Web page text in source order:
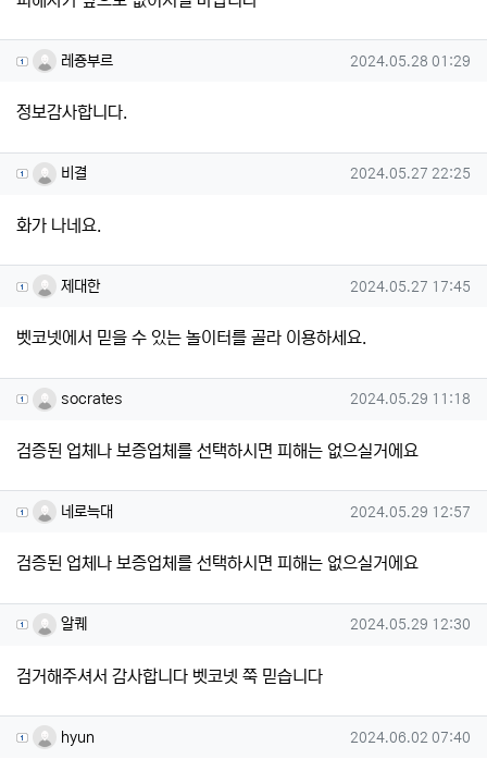
레죵부르님의 댓글
레죵부르 작성일
2024.05.28 01:29
정보감사합니다.
비결님의 댓글
비결 작성일
2024.05.27 22:25
화가 나네요.
제대한님의 댓글
제대한 작성일
2024.05.27 17:45
벳코넷에서 믿을 수 있는 놀이터를 골라 이용하세요.
socrates님의 댓글
socrates 작성일
2024.05.29 11:18
검증된 업체나 보증업체를 선택하시면 피해는 없으실거에요
네로늑대님의 댓글
네로늑대 작성일
2024.05.29 12:57
검증된 업체나 보증업체를 선택하시면 피해는 없으실거에요
알퀘님의 댓글
알퀘 작성일
2024.05.29 12:30
검거해주셔서 감사합니다 벳코넷 쭉 믿습니다
hyun님의 댓글
hyun 작성일
2024.06.02 07:40